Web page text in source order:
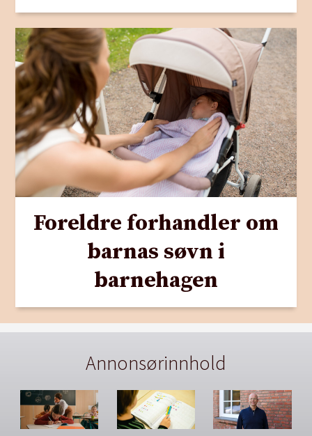
Foreldre forhandler om
barnas søvn i
barnehagen
Annonsørinnhold